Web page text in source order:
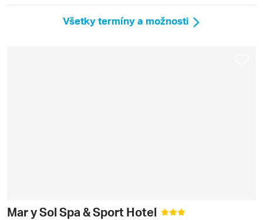
Všetky termíny a možnosti
Mar y Sol Spa & Sport Hotel